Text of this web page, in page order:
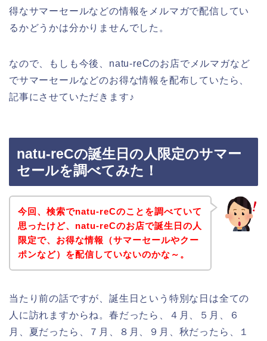
得なサマーセールなどの情報をメルマガで配信してい
るかどうかは分かりませんでした。
なので、もしも今後、natu-reCのお店でメルマガなど
でサマーセールなどのお得な情報を配布していたら、
記事にさせていただきます♪
natu-reCの誕生日の人限定のサマー
セールを調べてみた！
今回、検索でnatu-reCのことを調べていて
思ったけど、natu-reCのお店で誕生日の人
限定で、お得な情報（サマーセールやクー
ポンなど）を配信していないのかな～。
当たり前の話ですが、誕生日という特別な日は全ての
人に訪れますからね。春だったら、４月、５月、６
月、夏だったら、７月、８月、９月、秋だったら、１